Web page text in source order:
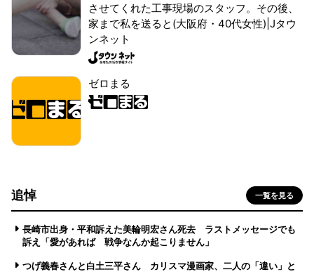
させてくれた工事現場のスタッフ。その後、
家まで私を送ると(大阪府・40代女性)|Jタウ
ンネット
ゼロまる
追悼 一覧を見る
長崎市出身・平和訴えた美輪明宏さん死去 ラストメッセージでも
訴え「愛があれば 戦争なんか起こりません」
つげ義春さんと白土三平さん カリスマ漫画家、二人の「違い」と